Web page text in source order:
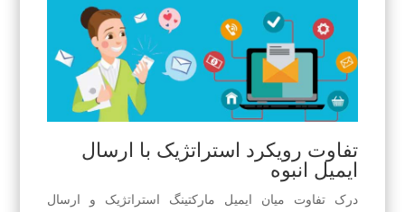
تفاوت رویکرد استراتژیک با ارسال
ایمیل انبوه
درک تفاوت میان ایمیل مارکتینگ استراتژیک و ارسال